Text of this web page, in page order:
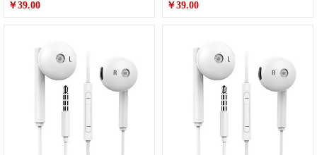
￥39.00 ￥39.00